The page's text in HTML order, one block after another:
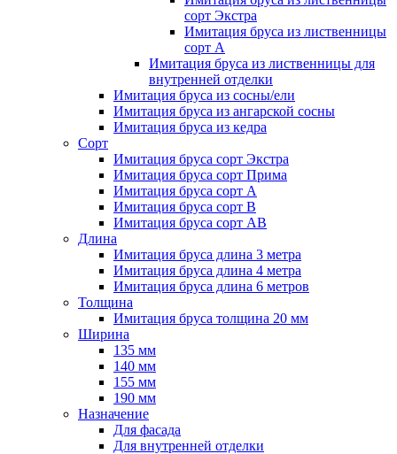
сорт Экстра
Имитация бруса из лиственницы
сорт A
Имитация бруса из лиственницы для
внутренней отделки
Имитация бруса из сосны/ели
Имитация бруса из ангарской сосны
Имитация бруса из кедра
Сорт
Имитация бруса сорт Экстра
Имитация бруса сорт Прима
Имитация бруса сорт A
Имитация бруса сорт B
Имитация бруса сорт АВ
Длина
Имитация бруса длина 3 метра
Имитация бруса длина 4 метра
Имитация бруса длина 6 метров
Толщина
Имитация бруса толщина 20 мм
Ширина
135 мм
140 мм
155 мм
190 мм
Назначение
Для фасада
Для внутренней отделки